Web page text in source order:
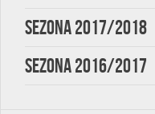
SEZONA 2017/2018
SEZONA 2016/2017